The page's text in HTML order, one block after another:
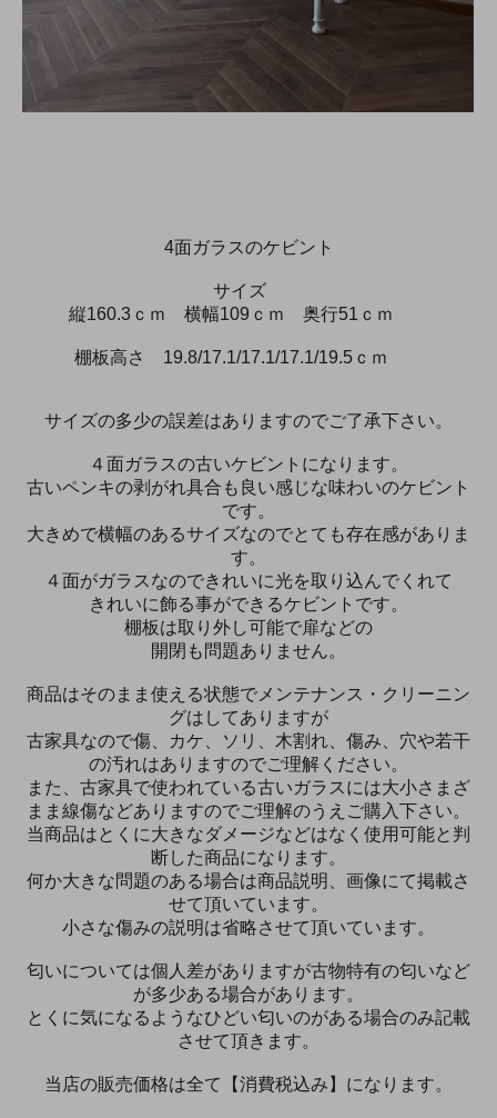
4面ガラスのケビント
サイズ
縦160.3ｃｍ 横幅109ｃｍ 奥行51ｃｍ
棚板高さ 19.8/17.1/17.1/17.1/19.5ｃｍ
サイズの多少の誤差はありますのでご了承下さい。
４面ガラスの古いケビントになります。
古いペンキの剥がれ具合も良い感じな味わいのケビント
です。
大きめで横幅のあるサイズなのでとても存在感がありま
す。
４面がガラスなのできれいに光を取り込んでくれて
きれいに飾る事ができるケビントです。
棚板は取り外し可能で扉などの
開閉も問題ありません。
商品はそのまま使える状態でメンテナンス・クリーニン
グはしてありますが
古家具なので傷、カケ、ソリ、木割れ、傷み、穴や若干
の汚れはありますのでご理解ください。
また、古家具で使われている古いガラスには大小さまざ
まま線傷などありますのでご理解のうえご購入下さい。
当商品はとくに大きなダメージなどはなく使用可能と判
断した商品になります。
何か大きな問題のある場合は商品説明、画像にて掲載さ
せて頂いています。
小さな傷みの説明は省略させて頂いています。
匂いについては個人差がありますが古物特有の匂いなど
が多少ある場合があります。
とくに気になるようなひどい匂いのがある場合のみ記載
させて頂きます。
当店の販売価格は全て【消費税込み】になります。